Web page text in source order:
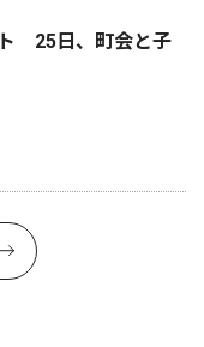
25日、町会と子